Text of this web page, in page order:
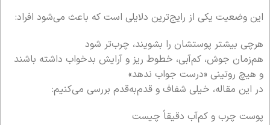
این وضعیت یکی از رایج‌ترین دلایلی است که باعث می‌شود افراد:
هرچی بیشتر پوستشان را بشویند، چرب‌تر شود
هم‌زمان جوش، کم‌آبی، خطوط ریز و آرایش بدخواب داشته باشند
و هیچ روتینی «درست جواب ندهد»
در این مقاله، خیلی شفاف و قدم‌به‌قدم بررسی می‌کنیم:
پوست چرب و کم‌آب دقیقاً چیست